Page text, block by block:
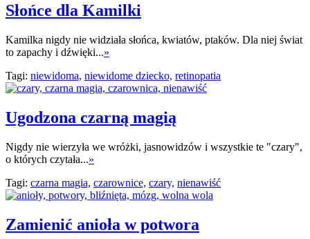
Słońce dla Kamilki
Kamilka nigdy nie widziała słońca, kwiatów, ptaków. Dla niej świat
to zapachy i dźwięki...»
Tagi: niewidoma, niewidome dziecko, retinopatia
Ugodzona czarną magią
Nigdy nie wierzyła we wróżki, jasnowidzów i wszystkie te "czary",
o których czytała...»
Tagi: czarna magia, czarownice, czary, nienawiść
Zamienić anioła w potwora